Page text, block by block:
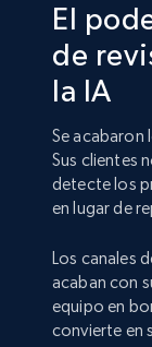
El
de
la IA
Se acabaron
Sus clientes
detecte los
en lugar de
Los canales
acaban con
equipo en
convierte en